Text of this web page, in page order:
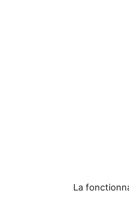
La